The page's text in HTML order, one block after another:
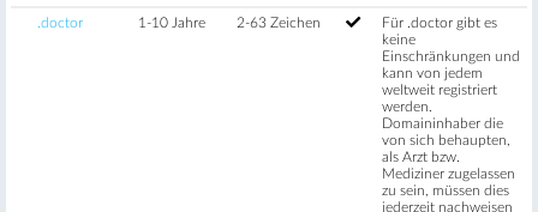
.doctor 1-10 Jahre 2-63 Zeichen
Für .doctor gibt es
keine
Einschränkungen und
kann von jedem
weltweit registriert
werden.
Domaininhaber die
von sich behaupten,
als Arzt bzw.
Mediziner zugelassen
zu sein, müssen dies
jederzeit nachweisen